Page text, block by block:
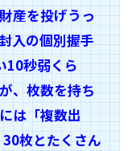
産を投げうっ
入の個別握手
10秒弱くら
、枚数を持ち
は「複数出
枚とたくさん